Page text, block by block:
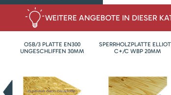
WEITERE ANGEBOTE IN DIESER
OSB/3 PLATTE EN300
UNGESCHLIFFEN 30MM
SPERRHOLZPLATTE
C+/C WBP 20MM